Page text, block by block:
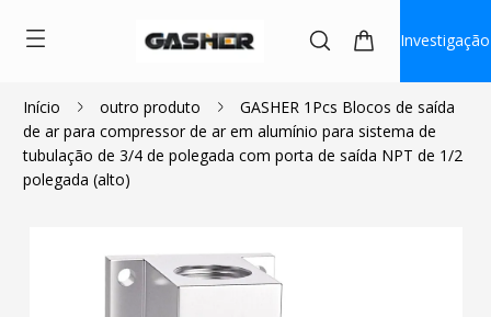
Investigação
Início outro produto
GASHER 1Pcs Blocos de saída
de ar para compressor de ar em alumínio para sistema de
tubulação de 3/4 de polegada com porta de saída NPT de 1/2
polegada (alto)
$8.00